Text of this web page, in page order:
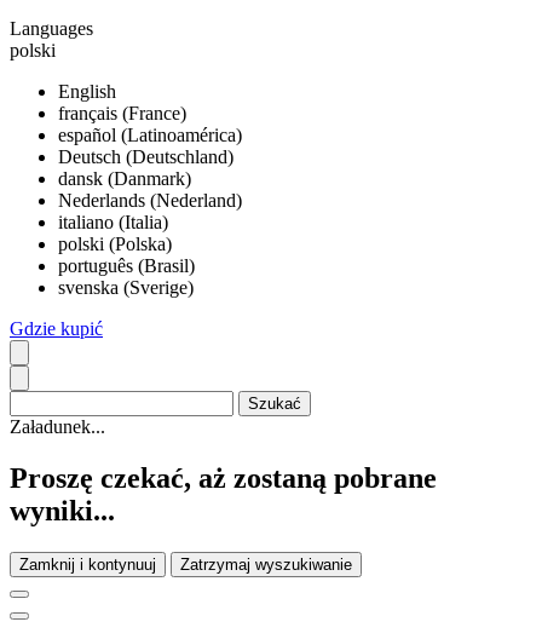
Languages
polski
English
français (France)
español (Latinoamérica)
Deutsch (Deutschland)
dansk (Danmark)
Nederlands (Nederland)
italiano (Italia)
polski (Polska)
português (Brasil)
svenska (Sverige)
Gdzie kupić
Załadunek...
Proszę czekać, aż zostaną pobrane
wyniki...
Zamknij i kontynuuj Zatrzymaj wyszukiwanie